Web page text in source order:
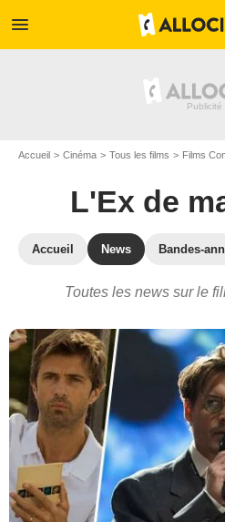
menu
Accueil Cinéma Tous les films Films
L'Ex de
Accueil News Bandes-
Toutes les news sur le